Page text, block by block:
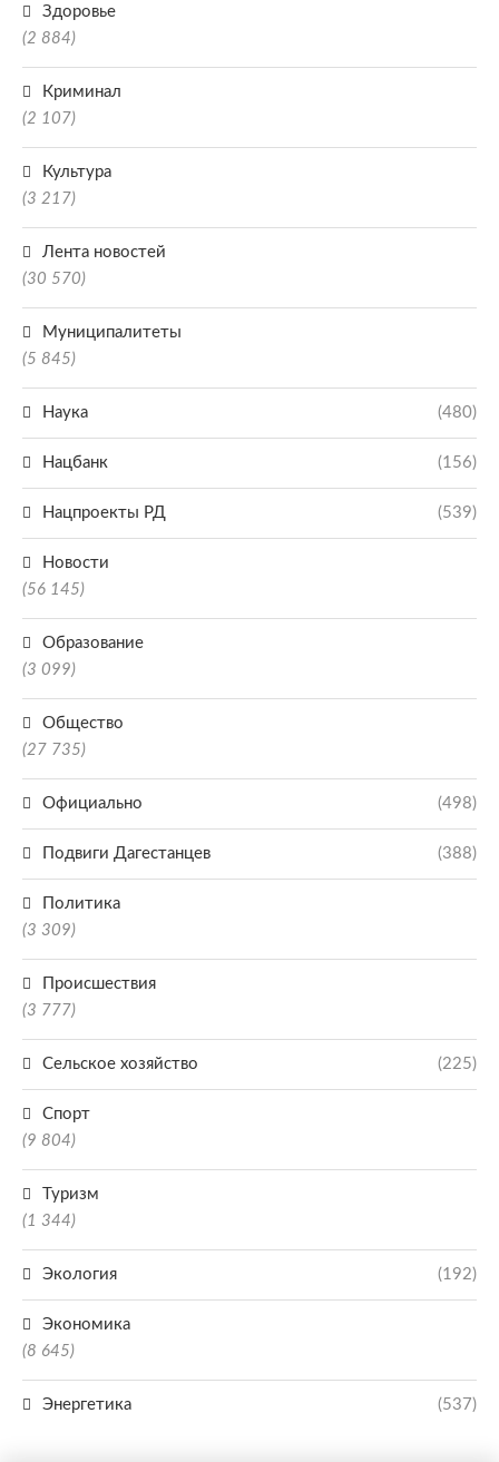
Здоровье
(2 884)
Криминал
(2 107)
Культура
(3 217)
Лента новостей
(30 570)
Муниципалитеты
(5 845)
Наука (480)
Нацбанк (156)
Нацпроекты РД (539)
Новости
(56 145)
Образование
(3 099)
Общество
(27 735)
Официально (498)
Подвиги Дагестанцев (388)
Политика
(3 309)
Происшествия
(3 777)
Сельское хозяйство (225)
Спорт
(9 804)
Туризм
(1 344)
Экология (192)
Экономика
(8 645)
Энергетика (537)